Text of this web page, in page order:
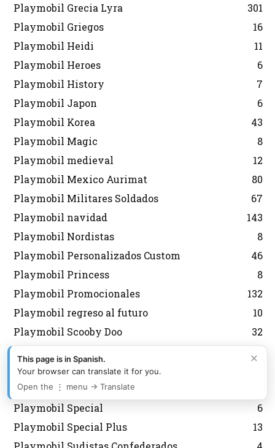
Playmobil Grecia Lyra
301
Playmobil Griegos
16
Playmobil Heidi
11
Playmobil Heroes
6
Playmobil History
7
Playmobil Japon
6
Playmobil Korea
43
Playmobil Magic
8
Playmobil medieval
12
Playmobil Mexico Aurimat
80
Playmobil Militares Soldados
67
Playmobil navidad
143
Playmobil Nordistas
8
Playmobil Personalizados Custom
46
Playmobil Princess
8
Playmobil Promocionales
132
Playmobil regreso al futuro
10
Playmobil Scooby Doo
32
Playmobil segunda mano
2
Playmobil Semana Santa
Playmobil Sky Trails
Playmobil Special
6
Playmobil Special Plus
13
×
This page is in Spanish.
Your browser can translate it for you.
Open the ⋮ menu → Translate